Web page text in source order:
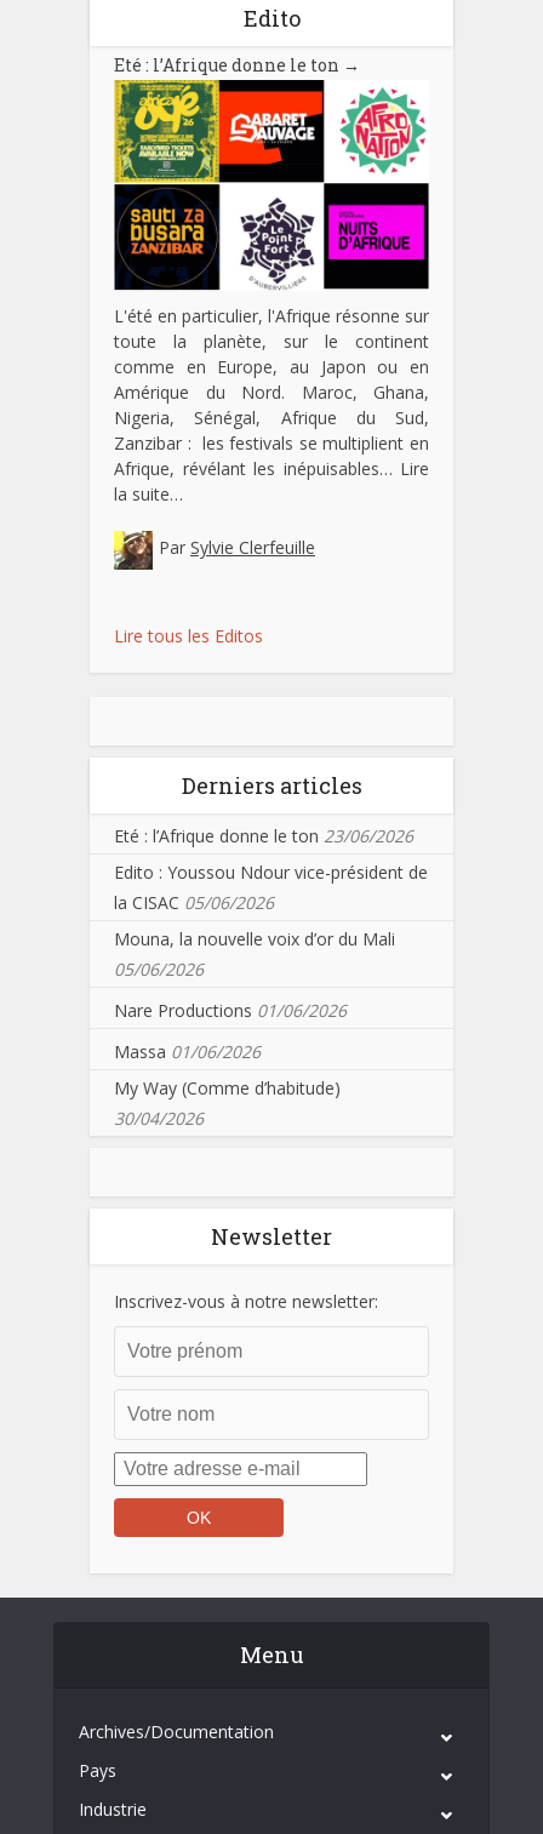
Edito
Eté : l’Afrique donne le ton →
L'été en particulier, l'Afrique résonne sur
toute la planète, sur le continent
comme en Europe, au Japon ou en
Amérique du Nord. Maroc, Ghana,
Nigeria, Sénégal, Afrique du Sud,
Zanzibar : les festivals se multiplient en
Afrique, révélant les inépuisables… Lire
la suite…
Par Sylvie Clerfeuille
Lire tous les Editos
Derniers articles
Eté : l’Afrique donne le ton 23/06/2026
Edito : Youssou Ndour vice-président de
la CISAC 05/06/2026
Mouna, la nouvelle voix d’or du Mali
05/06/2026
Nare Productions 01/06/2026
Massa 01/06/2026
My Way (Comme d’habitude)
30/04/2026
Newsletter
Inscrivez-vous à notre newsletter:
Menu
Archives/Documentation
Pays
Industrie